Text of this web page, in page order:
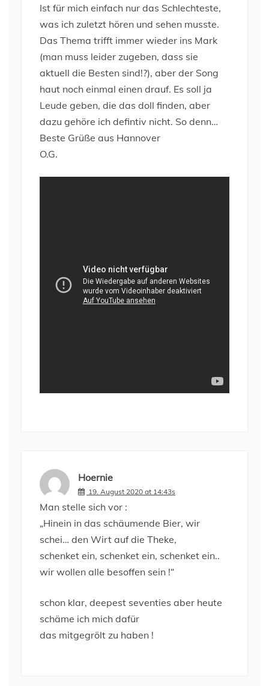
Ist für mich einfach nur das Schlechteste,
was ich zuletzt hören und sehen musste.
Das Thema trifft immer wieder ins Mark
(man muss leider zugeben, dass sie
aktuell die Besten sind!?), aber der Song
haut noch einmal einen drauf. Es soll ja
Leude geben, die das doll finden, aber
dazu gehöre ich defintiv nicht. So denn…
Beste Grüße aus Hannover
O.G.
Hoernie
19. August 2020 at 14:43s
Man stelle sich vor :
„Hinein in das schäumende Bier, wir
schei… den Wirt auf die Theke,
schenket ein, schenket ein, schenket ein..
wir wollen alle besoffen sein !“
schon klar, deepest seventies aber heute
schäme ich mich dafür
das mitgegrölt zu haben !